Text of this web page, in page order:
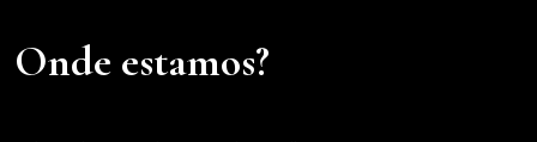
Onde estamos?